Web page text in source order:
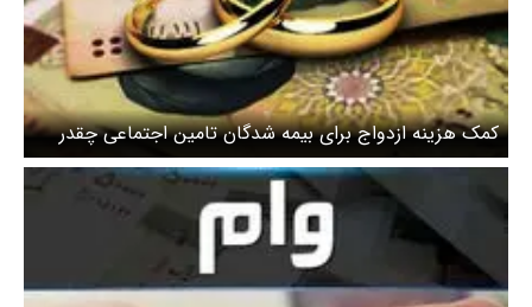
کمک هزینه ازدواج برای بیمه شدگان تامین اجتماعی چقدر
است؟ + جزییات